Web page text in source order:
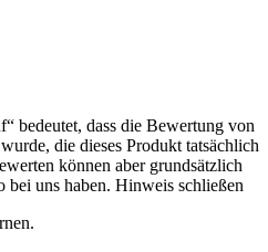
bedeutet, dass die Bewertung von
die dieses Produkt tatsächlich
können aber grundsätzlich
bei uns haben. Hinweis schließen